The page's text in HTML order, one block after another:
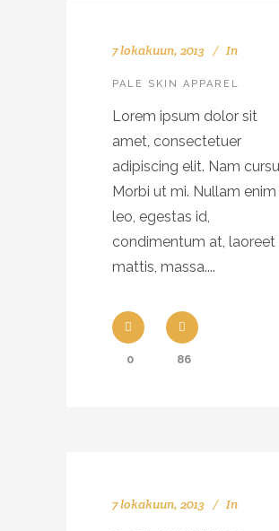
7 lokakuun, 2013 In
PALE SKIN APPAREL
Lorem ipsum dolor sit
amet, consectetuer
adipiscing elit. Nam
Morbi ut mi. Nullam enim
leo, egestas id,
condimentum at, laoreet
mattis, massa....
0 86
7 lokakuun, 2013 In